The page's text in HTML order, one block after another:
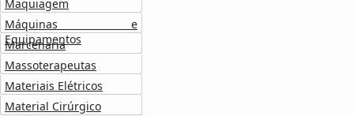
Maquiagem
Máquinas e
Equipamentos
Marcenaria
Massoterapeutas
Materiais Elétricos
Material Cirúrgico